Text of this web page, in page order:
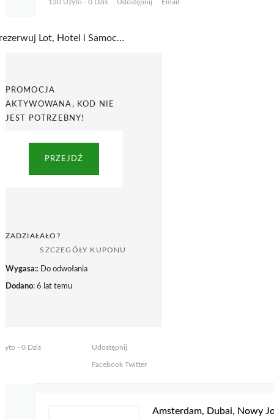
130 Użyto - 0 Dziś Udostępnij Email
Zarezerwuj Lot, Hotel i Samochód! Sprawdź dostępne terminy w BudgetAir
PROMOCJA
AKTYWOWANA, KOD NIE
JEST POTRZEBNY!
PRZEJDŹ
ZADZIAŁAŁO?
SZCZEGÓŁY KUPONU
Wygasa:: Do odwołania
Dodano: 6 lat temu
- 0 Dziś Udostępnij
FacebookTwitter
Amsterdam, Dubai, Nowy